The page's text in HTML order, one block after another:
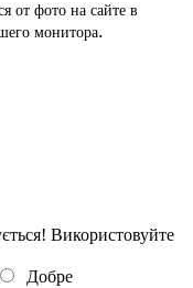
от фото на сайте в
монитора.
Використовуйте
Добре